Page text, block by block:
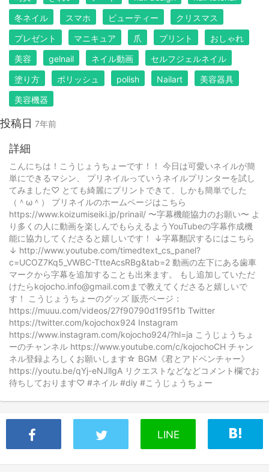
冬ネイル
スマホ ビューティー
クリスマス
プレゼント
マニキュア 爪 プリント
おしゃれ
美容
gelnail ネイル動画
セルフジェルネイル
塗り方
ポリッシュ polish Nailart
美容器具
美容機器
投稿日 7年前
詳細
こんにちは！こうじょうちょーです！！ 今日は可愛いネイルが簡
単にできるマシン、 プリネイルっていうネイルプリンターを試し
てみました♡ とても綺麗にプリントできて、しかも簡単でした
（＾ω＾） プリネイルのホームページはこちら
https://www.koizumiseiki.jp/prinail/ 〜字幕機能協力のお願い〜 よ
り多くの人に動画を楽しんでもらえるようYouTubeの字幕作成機
能に協力してくださると嬉しいです！ ↓字幕翻訳するにはこちら
↓ http://www.youtube.com/timedtext_cs_panel?
c=UCOZ7Kq5_VWBC-TtteAcsRBg&tab=2 動画の左下にある歯車
マークから字幕を追加することも出来ます。 もし追加していただ
けたらkojocho.info@gmail.comまで教えてくださると嬉しいで
す！ こうじょうちょーのグッズ 販売ページ：
https://muuu.com/videos/27f90790d1f95f1b Twitter
https://twitter.com/kojochox924 Instagram
https://www.instagram.com/kojocho924/?hl=ja こうじょうちょ
ーのチャンネル https://www.youtube.com/c/kojochoCH チャン
ネル登録よろしくお願いします☆ BGM《君とアドベンチャー》
https://youtu.be/qYj-eNJllgA リクエストなどなどコメント欄でお
待ちしております♡ #ネイル #diy #こうじょうちょー
LINE